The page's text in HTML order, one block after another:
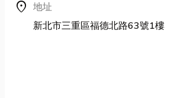
location_on 地址
新北市三重區福德北路63號1樓